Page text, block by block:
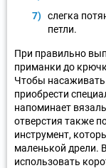
слегка
петли.
При правильно
приманки до
Чтобы
приобрести
напоминает
отверстия также
инструмент,
маленькой дрели.
использовать